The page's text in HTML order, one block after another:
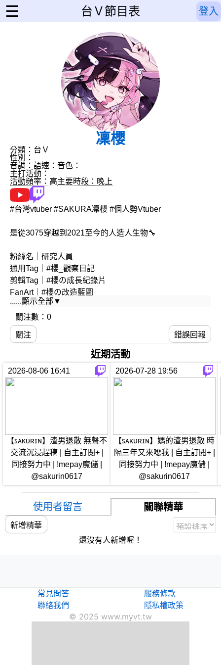
☰ 台Ｖ節目表 登入
凜櫻
分類：台Ｖ
性別：
音調： 語速： 音色：
主打活動：
活動頻率：高主要時段：晚上
#台灣vtuber #SAKURA凜櫻 #個人勢Vtuber
是從3075穿越到2021至今的人造人生物🔧
粉絲名｜研究人員
通用Tag｜#櫻_觀察日記
剪輯Tag｜#櫻の成長紀錄片
FanArt｜#櫻の改造藍圖
R18Tag｜#櫻色藍圖
♡
はは：@Souffle_yon
ちち：@ryuroro_Live2D
♡
e-mail｜sakurin0617@gmail.com
......顯示全部▼
關注數：0
關注 錯誤回報
近期活動
2026-08-06 16:41
【ꜱᴀᴋᴜʀɪɴ】渣男退散 無聲不
交流沉浸趕稿 | 自主訂閱+ |
同接努力中 | !mepay魔儲 |
@sakurin0617
2026-07-28 19:56
【ꜱᴀᴋᴜʀɪɴ】媽的渣男退散 時
隔三年又來噁我 | 自主訂閱+ |
同接努力中 | !mepay魔儲 |
@sakurin0617
使用者留言 關聯精華
新增精華
還沒有人新增喔！
常見問答
聯絡我們
服務條款
隱私權政策
© 2025 www.myvt.tw